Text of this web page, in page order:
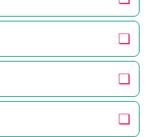
❏
❏
❏